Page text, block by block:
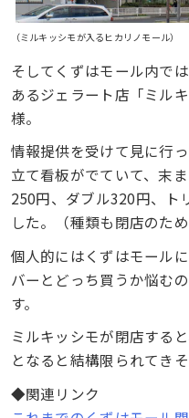
（ミルキッシモが入るヒカリノモール）
そしてくずはモール内で
あるジェラート店「ミル
様。
情報提供を受けて見に行
立て看板がでていて、末
250円、ダブル320円、ト
した。（種類も閉店のため
個人的にはくずはモール
バーとどっち買うか悩む
す。
ミルキッシモが閉店する
となると結構限られてきそ
◆関連リンク